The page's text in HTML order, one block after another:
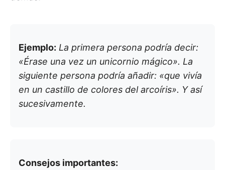
Ejemplo: La primera persona podría decir:
«Érase una vez un unicornio mágico». La
siguiente persona podría añadir: «que vivía
en un castillo de colores del arcoíris». Y así
sucesivamente.
Consejos importantes: